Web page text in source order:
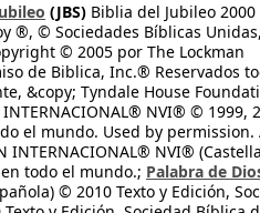
(JBS) Biblia del Jubileo 2000
®, © Sociedades Bíblicas
© 2005 por The Lockman
de Biblica, Inc.® Reservados
&copy; Tyndale House
INTERNACIONAL® NVI® © 1999,
el mundo. Used by permission.
INTERNACIONAL® NVI®
todo el mundo.; Palabra de
© 2010 Texto y Edición,